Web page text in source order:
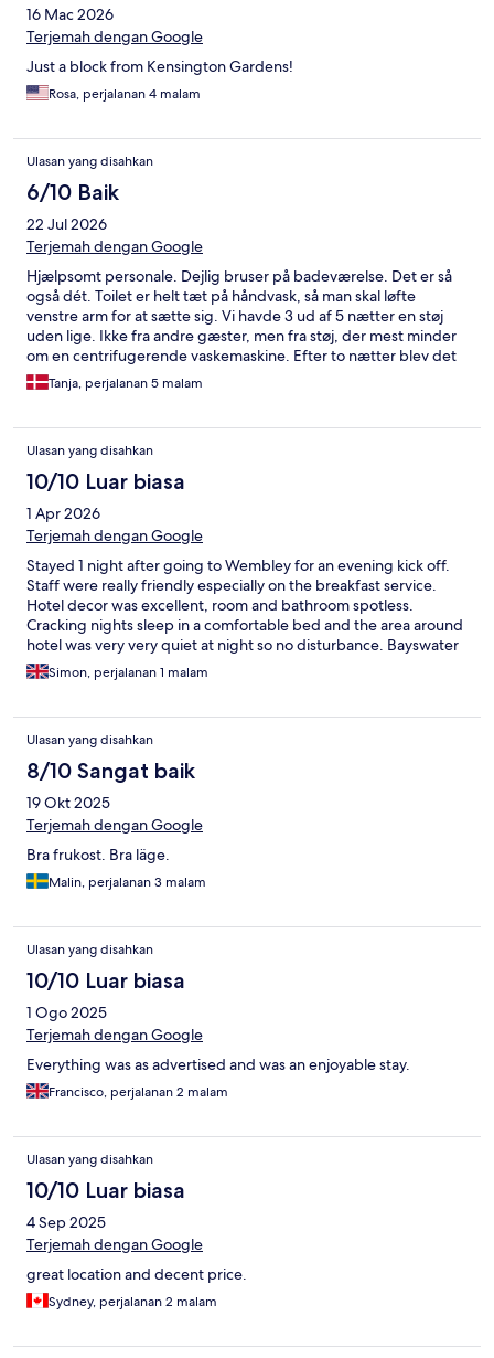
16 Mac 2026
Terjemah dengan Google
Just a block from Kensington Gardens!
Rosa, perjalanan 4 malam
Ulasan yang disahkan
6/10 Baik
22 Jul 2026
Terjemah dengan Google
Hjælpsomt personale. Dejlig bruser på badeværelse. Det er så
også dét. Toilet er helt tæt på håndvask, så man skal løfte
venstre arm for at sætte sig. Vi havde 3 ud af 5 nætter en støj
uden lige. Ikke fra andre gæster, men fra støj, der mest minder
om en centrifugerende vaskemaskine. Efter to nætter blev det
løst. Men sidste nat var støjen retur. Virkelig ødelæggende for
nattesøvnen. Så på trods af venligt personale og god
Tanja, perjalanan 5 malam
Ulasan yang disahkan
10/10 Luar biasa
1 Apr 2026
Terjemah dengan Google
Stayed 1 night after going to Wembley for an evening kick off.
Staff were really friendly especially on the breakfast service.
Hotel decor was excellent, room and bathroom spotless.
Cracking nights sleep in a comfortable bed and the area around
hotel was very very quiet at night so no disturbance. Bayswater
Underground Station literally just round corner with 3 decent
pubs in between. Wouldn’t hesitate to go back for another stay.
Simon, perjalanan 1 malam
Ulasan yang disahkan
8/10 Sangat baik
19 Okt 2025
Terjemah dengan Google
Bra frukost. Bra läge.
Malin, perjalanan 3 malam
Ulasan yang disahkan
10/10 Luar biasa
1 Ogo 2025
Terjemah dengan Google
Everything was as advertised and was an enjoyable stay.
Francisco, perjalanan 2 malam
Ulasan yang disahkan
10/10 Luar biasa
4 Sep 2025
Terjemah dengan Google
great location and decent price.
Sydney, perjalanan 2 malam